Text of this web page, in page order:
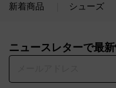
新着商品 シューズ
ニュースレターで最